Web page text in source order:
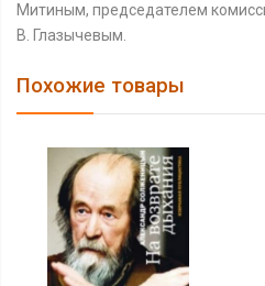
Митиным, председателем
В. Глазычевым.
Похожие товары